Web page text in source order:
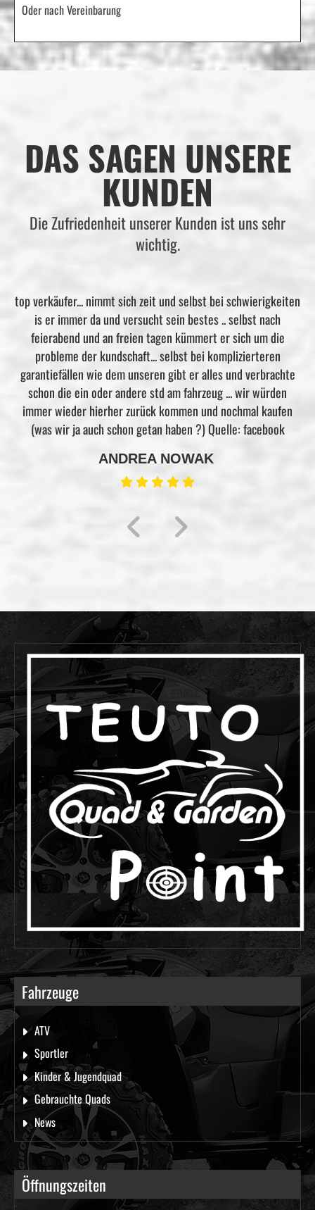
Oder nach Vereinbarung
DAS SAGEN UNSERE
KUNDEN
Die Zufriedenheit unserer Kunden ist uns sehr
wichtig.
Bei mir ist ist kurz bis mittelfristig die Anschaffung eines ATV
geplant. Bin ehr zufällig auf den Händler gestoßen und habe
mal das Gespräch gesucht. Bei keinem anderen Händler bin
ich so umfangreich beraten worden inclusive Probefahrt.
Wenn der Kauf akut wird ist das meine erste Adresse. Beide
Daumen hoch. Quelle: facebook
HARALD PÖTKER
Fahrzeuge
ATV
Sportler
Kinder & Jugendquad
Gebrauchte Quads
News
Öffnungszeiten